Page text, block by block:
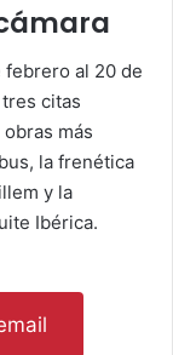
febrero al 20 de
citas
más
la frenética
y la
Ibérica.